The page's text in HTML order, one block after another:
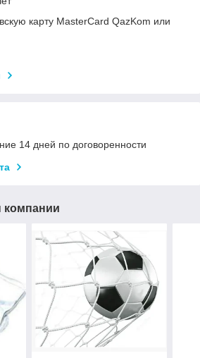
карту MasterCard QazKom или
14 дней по договоренности